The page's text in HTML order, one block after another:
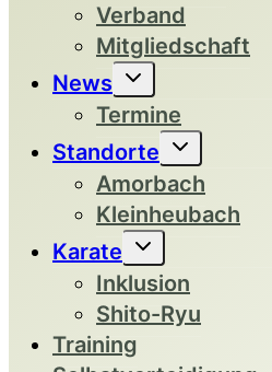
Verband
Mitgliedschaft
News
UNTERMENÜ
UMSCHALTEN
Termine
Standorte
UNTERMENÜ
UMSCHALTEN
Amorbach
Kleinheubach
Karate
UNTERMENÜ
UMSCHALTEN
Inklusion
Shito-Ryu
Training